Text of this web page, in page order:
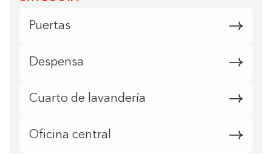
Puertas
Despensa
Cuarto de lavandería
Oficina central